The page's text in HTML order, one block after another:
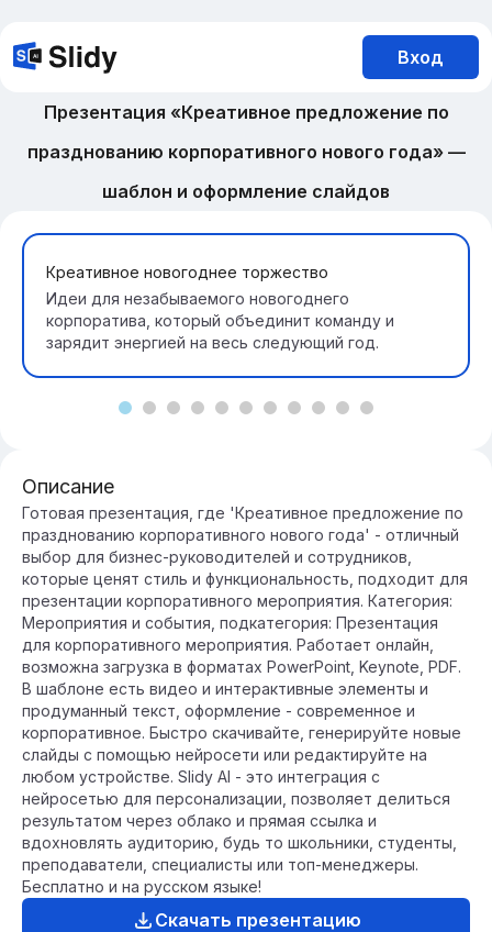
Вход
Презентация «Креативное предложение по
празднованию корпоративного нового года» —
шаблон и оформление слайдов
Креативное новогоднее торжество
Идеи для незабываемого новогоднего
корпоратива, который объединит команду и
зарядит энергией на весь следующий год.
Описание
Готовая презентация, где 'Креативное предложение по
празднованию корпоративного нового года' - отличный
выбор для бизнес-руководителей и сотрудников,
которые ценят стиль и функциональность, подходит для
презентации корпоративного мероприятия. Категория:
Мероприятия и события, подкатегория: Презентация
для корпоративного мероприятия. Работает онлайн,
возможна загрузка в форматах PowerPoint, Keynote, PDF.
В шаблоне есть видео и интерактивные элементы и
продуманный текст, оформление - современное и
корпоративное. Быстро скачивайте, генерируйте новые
слайды с помощью нейросети или редактируйте на
любом устройстве. Slidy AI - это интеграция с
нейросетью для персонализации, позволяет делиться
результатом через облако и прямая ссылка и
вдохновлять аудиторию, будь то школьники, студенты,
преподаватели, специалисты или топ-менеджеры.
Бесплатно и на русском языке!
Скачать презентацию